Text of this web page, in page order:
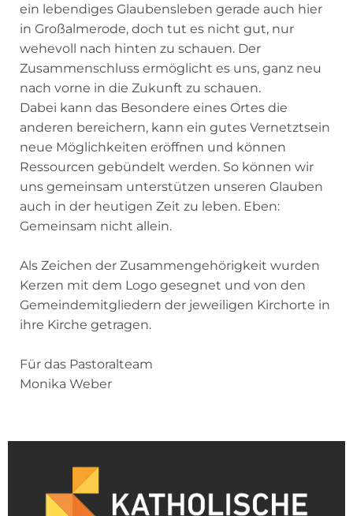
ein lebendiges Glaubensleben gerade auch hier
in Großalmerode, doch tut es nicht gut, nur
wehevoll nach hinten zu schauen. Der
Zusammenschluss ermöglicht es uns, ganz neu
nach vorne in die Zukunft zu schauen.
Dabei kann das Besondere eines Ortes die
anderen bereichern, kann ein gutes Vernetztsein
neue Möglichkeiten eröffnen und können
Ressourcen gebündelt werden. So können wir
uns gemeinsam unterstützen unseren Glauben
auch in der heutigen Zeit zu leben. Eben:
Gemeinsam nicht allein.
Als Zeichen der Zusammengehörigkeit wurden
Kerzen mit dem Logo gesegnet und von den
Gemeindemitgliedern der jeweiligen Kirchorte in
ihre Kirche getragen.
Für das Pastoralteam
Monika Weber